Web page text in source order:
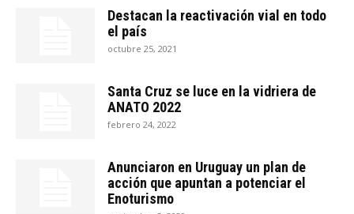
Destacan la reactivación vial en todo
el país
octubre 25, 2021
Santa Cruz se luce en la vidriera de
ANATO 2022
febrero 24, 2022
Anunciaron en Uruguay un plan de
acción que apuntan a potenciar el
Enoturismo